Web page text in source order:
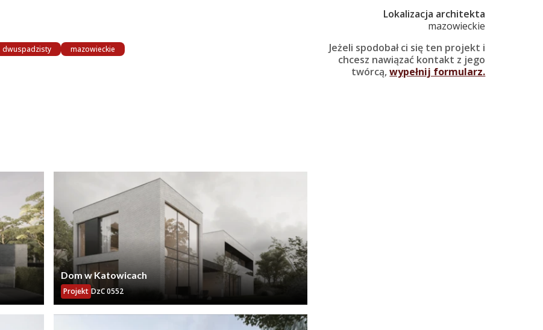
dwuspadzisty mazowieckie
Dom w Katowicach
Projekt DzC 0552
Lokalizacja architekta
mazowieckie
Jeżeli spodobał ci się ten projekt i
chcesz nawiązać kontakt z jego
twórcą,wypełnij formularz.